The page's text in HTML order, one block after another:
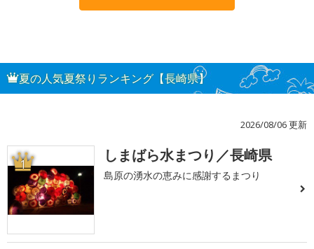
夏の人気夏祭りランキング【長崎県】
2026/08/06 更新
1 しまばら水まつり／長崎県
島原の湧水の恵みに感謝するまつり